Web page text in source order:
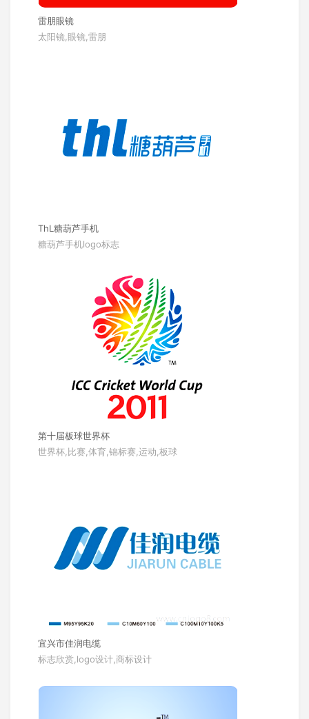
雷朋眼镜
太阳镜,眼镜,雷朋
ThL糖葫芦手机
糖葫芦手机logo标志
第十届板球世界杯
世界杯,比赛,体育,锦标赛,运动,板球
宜兴市佳润电缆
标志欣赏,logo设计,商标设计